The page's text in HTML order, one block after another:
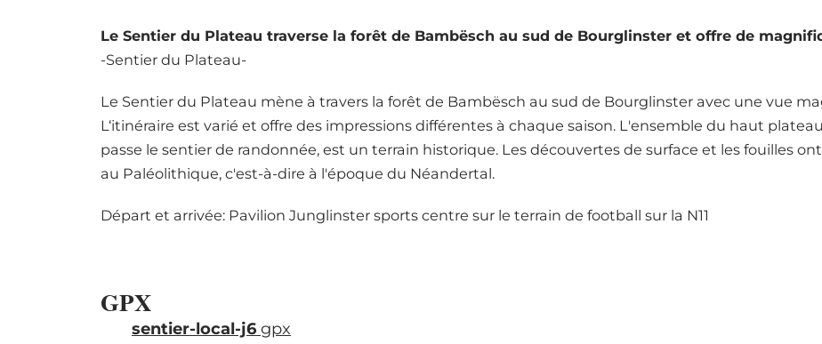
Le Sentier du Plateau traverse la forêt de Bambësch au sud de Bourglinster et offre de
-Sentier du Plateau-
Le Sentier du Plateau mène à travers la forêt de Bambësch au sud de Bourglinster avec une vue
L‘itinéraire est varié et offre des impressions différentes à chaque saison. L'ensemble du haut
passe le sentier de randonnée, est un terrain historique. Les découvertes de surface et les fouilles
au Paléolithique, c'est-à-dire à l'époque du Néandertal.
Départ et arrivée: Pavilion Junglinster sports centre sur le terrain de football sur la N11
GPX
sentier-local-j6 gpx